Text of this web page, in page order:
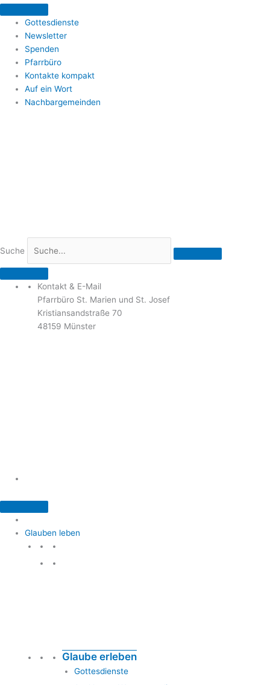
Zum
springen
Gottesdienste
Newsletter
Spenden
Pfarrbüro
Kontakte kompakt
Auf ein Wort
Nachbargemeinden
Suche
Kontakt & E-Mail
Pfarrbüro St. Marien und St. Josef
Kristiansandstraße 70
48159 Münster
Glauben leben
Glaube erleben
Gottesdienste